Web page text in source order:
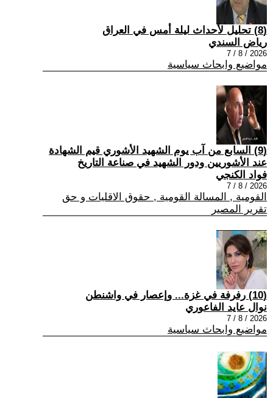
(8) تحليل لأحداث ليلة أمس في العراق
رياض السندي
2026 / 8 / 7
مواضيع وابحاث سياسية
(9) السابع من آب يوم الشهيد الأشوري قيم الشهادة
عند الأشوريين ودور الشهيد في صناعة التاريخ
فواد الكنجي
2026 / 8 / 7
القومية , المسالة القومية , حقوق الاقليات و حق
تقرير المصير
(10) رفرفة في غزة... وإعصار في واشنطن
نوال عايد الفاعوري
2026 / 8 / 7
مواضيع وابحاث سياسية